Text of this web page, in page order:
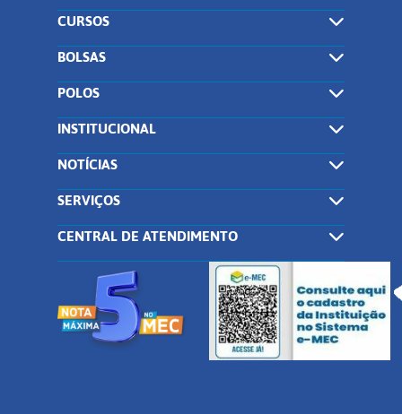
CURSOS
BOLSAS
POLOS
INSTITUCIONAL
NOTÍCIAS
SERVIÇOS
CENTRAL DE ATENDIMENTO